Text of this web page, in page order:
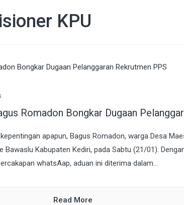
KPU
Romadon Bongkar Dugaan
apapun, Bagus Romadon, warga Desa
Bawaslu Kabupaten Kediri, pada Sabtu (21/01).
whatsAap, aduan ini diterima dalam...
Read More